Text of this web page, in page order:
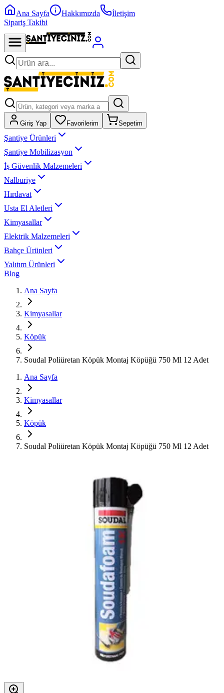
Ana Sayfa Hakkımızda
İletişim
Sipariş Takibi
Giriş Yap Favorilerim Sepetim
Şantiye Ürünleri
Şantiye Mobilizasyon
İş Güvenlik Malzemeleri
Nalburiye
Hırdavat
Usta El Aletleri
Kimyasallar
Elektrik Malzemeleri
Bahçe Ürünleri
Yalıtım Ürünleri
Blog
Ana Sayfa
Kimyasallar
Köpük
Soudal Poliüretan Köpük Montaj Köpüğü 750 Ml 12 Adet
Ana Sayfa
Kimyasallar
Köpük
Soudal Poliüretan Köpük Montaj Köpüğü 750 Ml 12 Adet